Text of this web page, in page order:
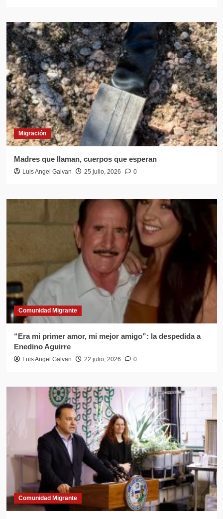
Migración
Madres que llaman, cuerpos que esperan
Luis Angel Galvan 25 julio, 2026 0
Comunidad Migrante
“Era mi primer amor, mi mejor amigo”: la despedida a
Enedino Aguirre
Luis Angel Galvan 22 julio, 2026 0
Comunidad Migrante